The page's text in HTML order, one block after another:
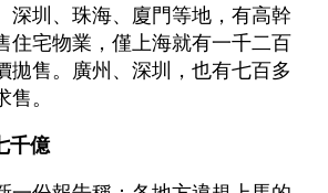
深圳、珠海、廈門等地，有高幹
住宅物業，僅上海就有一千二百
拋售。廣州、深圳，也有七百多
。
千億